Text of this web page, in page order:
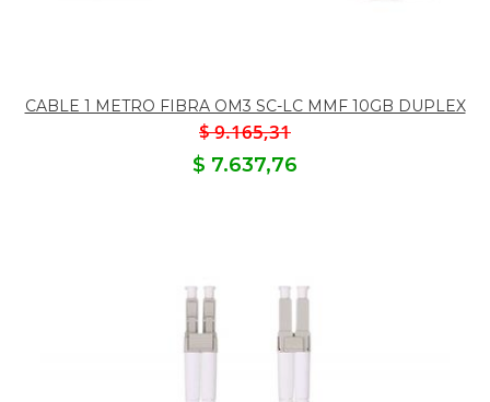
CABLE 1 METRO FIBRA OM3 SC-LC MMF 10GB DUPLEX
$ 9.165,31
$ 7.637,76